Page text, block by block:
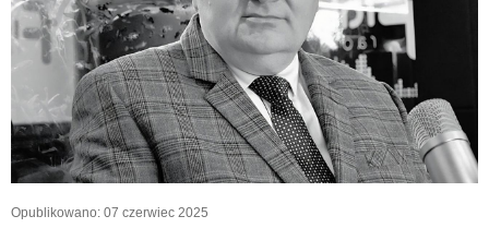
Opublikowano: 07 czerwiec 2025